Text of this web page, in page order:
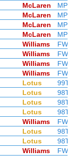
McLaren
McLaren
McLaren
McLaren
Williams
Williams
Williams
Williams
Lotus
99T
Lotus
98T
Lotus
98T
Lotus
98T
Williams
Lotus
98T
Lotus
98T
Williams